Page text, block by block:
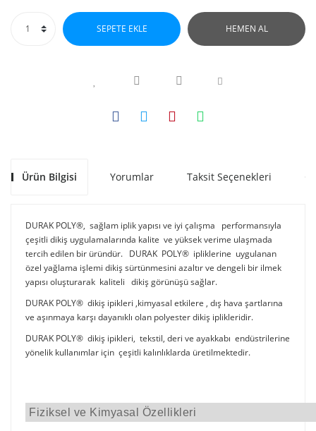
SEPETE EKLE HEMEN AL
Ürün Bilgisi Yorumlar Taksit Seçenekleri
DURAK POLY®, sağlam iplik yapısı ve iyi çalışma performansıyla
çeşitli dikiş uygulamalarında kalite ve yüksek verime ulaşmada
tercih edilen bir üründür. DURAK POLY® ipliklerine uygulanan
özel yağlama işlemi dikiş sürtünmesini azaltır ve dengeli bir ilmek
yapısı oluşturarak kaliteli dikiş görünüşü sağlar.
DURAK POLY® dikiş ipikleri ,kimyasal etkilere , dış hava şartlarına
ve aşınmaya karşı dayanıklı olan polyester dikiş iplikleridir.
DURAK POLY® dikiş ipikleri, tekstil, deri ve ayakkabı endüstrilerine
yönelik kullanımlar için çeşitli kalınlıklarda üretilmektedir.
Fiziksel ve Kimyasal Özellikleri